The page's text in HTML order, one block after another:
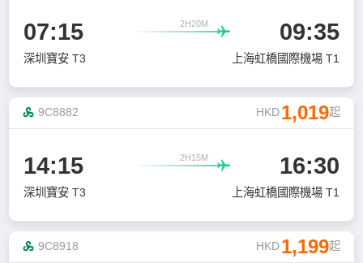
07:15 2H20M
 09:35
深圳寶安 T3 上海虹橋國際機場 T1
9C8882 HKD 1,019起
14:15 2H15M
 16:30
深圳寶安 T3 上海虹橋國際機場 T1
9C8918 HKD 1,199起